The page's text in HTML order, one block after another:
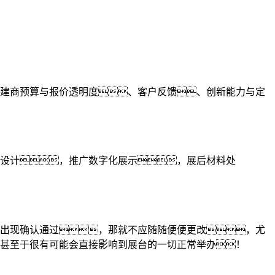
商预算与报价透明度、客户反馈、创新能力与定
设计，推广数字化展示，展后材料处
出现确认通过，那就不应随随便便更改，尤
于很有可能会直接影响到展台的一切正常举办！